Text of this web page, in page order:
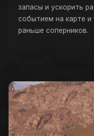
запасы и ускорить
событием на карте и
раньше соперников.